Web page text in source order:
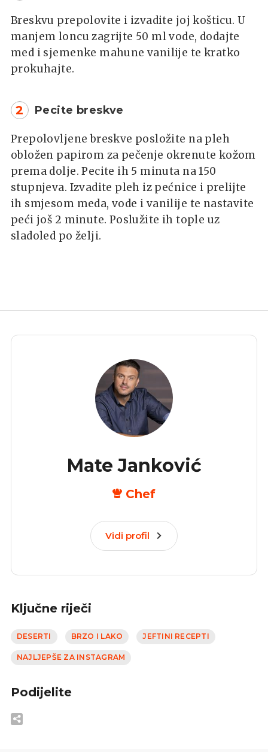
Breskvu prepolovite i izvadite joj košticu. U
manjem loncu zagrijte 50 ml vode, dodajte
med i sjemenke mahune vanilije te kratko
prokuhajte.
2 Pecite breskve
Prepolovljene breskve posložite na pleh
obložen papirom za pečenje okrenute kožom
prema dolje. Pecite ih 5 minuta na 150
stupnjeva. Izvadite pleh iz pećnice i prelijte
ih smjesom meda, vode i vanilije te nastavite
peći još 2 minute. Poslužite ih tople uz
sladoled po želji.
Mate Janković
Chef
Vidi profil
Ključne riječi
DESERTI BRZO I LAKO JEFTINI RECEPTI
NAJLJEPŠE ZA INSTAGRAM
Podijelite